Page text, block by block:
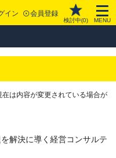
イン 会員登録
検討中(0) MENU
は内容が変更されている場合が
解決に導く経営コンサルテ